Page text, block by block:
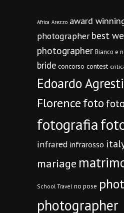
Africa Arezzo award
photographer best
photographer Bianco e
bride concorso contest
Edoardo Agresti
Florencefoto
fotografia
infrared infrarosso
mariage
School Travel no pose
photographer